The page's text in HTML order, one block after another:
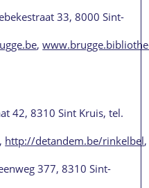
33, 8000 Sint-
,
42, 8310 Sint Kruis, tel.
, http://detandem.be/rinkelbel,
377, 8310 Sint-